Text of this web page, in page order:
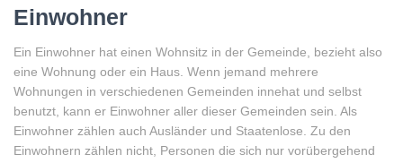
Einwohner
Ein Einwohner hat einen Wohnsitz in der Gemeinde, bezieht also
eine Wohnung oder ein Haus. Wenn jemand mehrere
Wohnungen in verschiedenen Gemeinden innehat und selbst
benutzt, kann er Einwohner aller dieser Gemeinden sein. Als
Einwohner zählen auch Ausländer und Staatenlose. Zu den
Einwohnern zählen nicht, Personen die sich nur vorübergehend